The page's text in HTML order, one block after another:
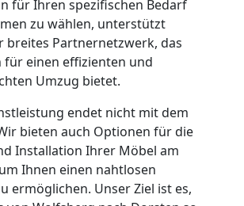
für Ihren spezifischen Bedarf
zu wählen, unterstützt
breites Partnernetzwerk, das
für einen effizienten und
Umzug bietet.
endet nicht mit dem
bieten auch Optionen für die
Installation Ihrer Möbel am
Ihnen einen nahtlosen
ermöglichen. Unser Ziel ist es,